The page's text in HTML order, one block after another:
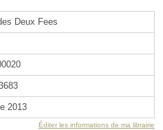
Deux Fees
2013
Éditer les informations de ma librairie